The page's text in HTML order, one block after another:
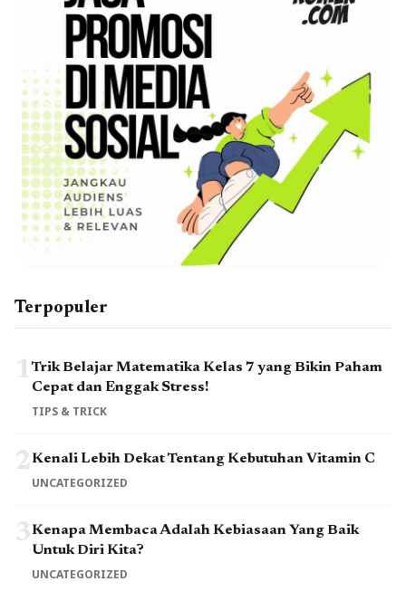
Terpopuler
1Trik Belajar Matematika Kelas 7 yang Bikin Paham
Cepat dan Enggak Stress!
TIPS & TRICK
2Kenali Lebih Dekat Tentang Kebutuhan Vitamin C
UNCATEGORIZED
3Kenapa Membaca Adalah Kebiasaan Yang Baik
Untuk Diri Kita?
UNCATEGORIZED